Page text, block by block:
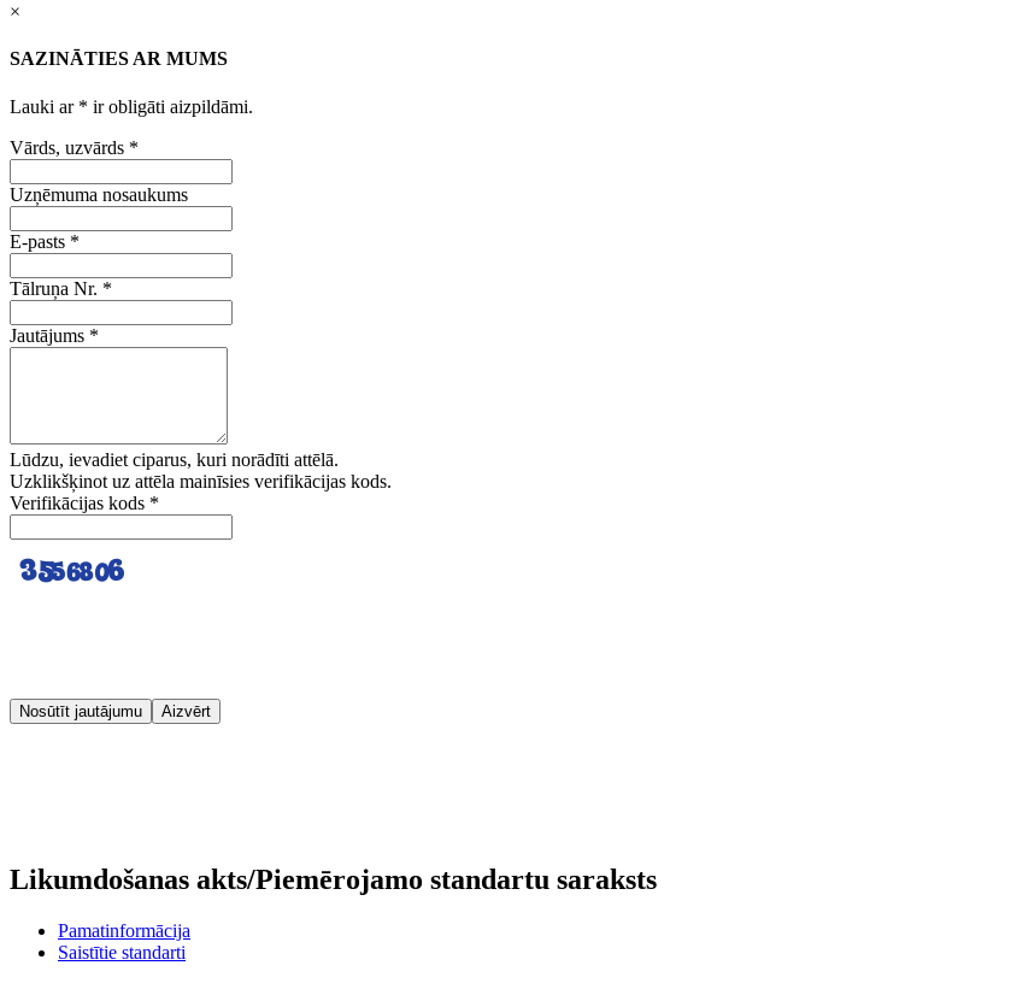
×
SAZINĀTIES AR MUMS
Lauki ar * ir obligāti aizpildāmi.
Vārds, uzvārds *
Uzņēmuma nosaukums
E-pasts *
Tālruņa Nr. *
Jautājums *
Lūdzu, ievadiet ciparus, kuri norādīti attēlā.
Uzklikšķinot uz attēla mainīsies verifikācijas kods.
Verifikācijas kods *
Nosūtīt jautājumu Aizvērt
Likumdošanas akts/Piemērojamo standartu saraksts
Pamatinformācija
Saistītie standarti